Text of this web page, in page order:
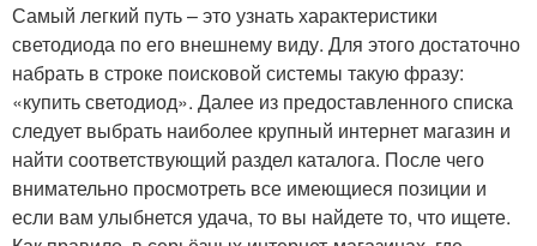
Самый легкий путь – это узнать характеристики
светодиода по его внешнему виду. Для этого достаточно
набрать в строке поисковой системы такую фразу:
«купить светодиод». Далее из предоставленного списка
следует выбрать наиболее крупный интернет магазин и
найти соответствующий раздел каталога. После чего
внимательно просмотреть все имеющиеся позиции и
если вам улыбнется удача, то вы найдете то, что ищете.